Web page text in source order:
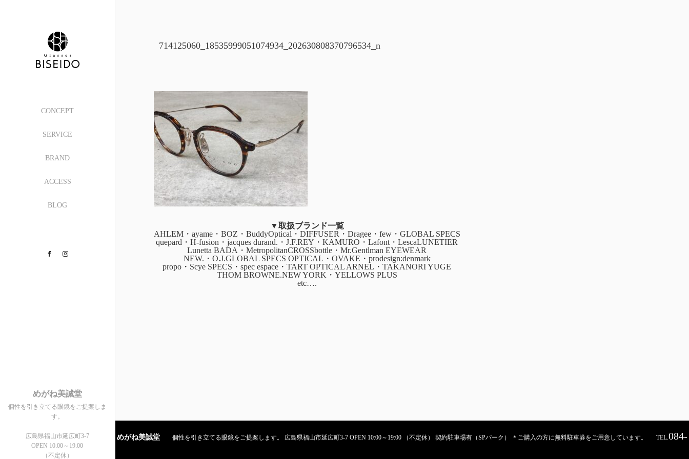
CONCEPT
SERVICE
BRAND
ACCESS
BLOG
Facebook
めがね美誠堂
個性を引き立てる眼鏡をご提案しま
す。
広島県福山市延広町3-7
OPEN 10:00～19:00
（不定休）
714125060_18535999051074934_202630808370796534_n
▼取扱ブランド一覧
AHLEM・ayame・BOZ・BuddyOptical・DIFFUSER・Dragee・few・GLOBAL SPECS
quepard・H-fusion・jacques durand.・J.F.REY・KAMURO・Lafont・LescaLUNETIER
Lunetta BADA・MetropolitanCROSSbottle・Mr.Gentlman EYEWEAR
NEW.・O.J.GLOBAL SPECS OPTICAL・OVAKE・prodesign:denmark
propo・Scye SPECS・spec espace・TART OPTICAL ARNEL・TAKANORI YUGE
THOM BROWNE.NEW YORK・YELLOWS PLUS
etc….
めがね美誠堂 個性を引き立てる眼鏡をご提案します。 広島県福山市延広町3-7 OPEN 10:00～19:00 （不定休） 契約駐車場有（SPパーク） ＊ご購入の方に無料駐車券をご用意しています。 TEL.084-